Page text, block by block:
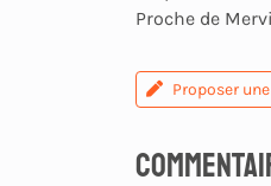
Proche de
Proposer